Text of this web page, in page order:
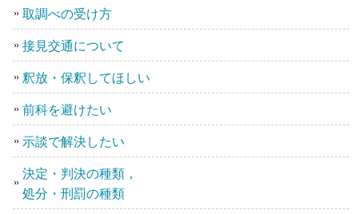
取調べの受け方
接見交通について
釈放・保釈してほしい
前科を避けたい
示談で解決したい
決定・判決の種類，
処分・刑罰の種類